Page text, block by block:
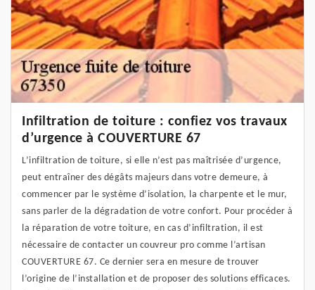
Infiltration de toiture : confiez vos travaux
d’urgence à COUVERTURE 67
L’infiltration de toiture, si elle n’est pas maîtrisée d’urgence,
peut entraîner des dégâts majeurs dans votre demeure, à
commencer par le système d’isolation, la charpente et le mur,
sans parler de la dégradation de votre confort. Pour procéder à
la réparation de votre toiture, en cas d’infiltration, il est
nécessaire de contacter un couvreur pro comme l’artisan
COUVERTURE 67. Ce dernier sera en mesure de trouver
l’origine de l’installation et de proposer des solutions efficaces.